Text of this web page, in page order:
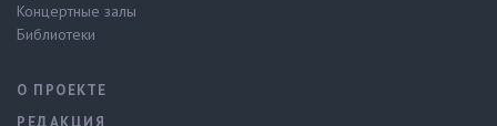
Концертные залы
Библиотеки
О ПРОЕКТЕ